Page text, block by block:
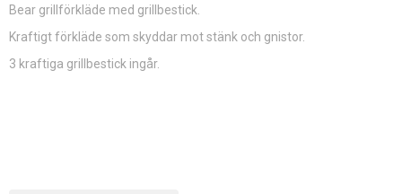
Bear grillförkläde med grillbestick.
Kraftigt förkläde som skyddar mot stänk och gnistor.
3 kraftiga grillbestick ingår.